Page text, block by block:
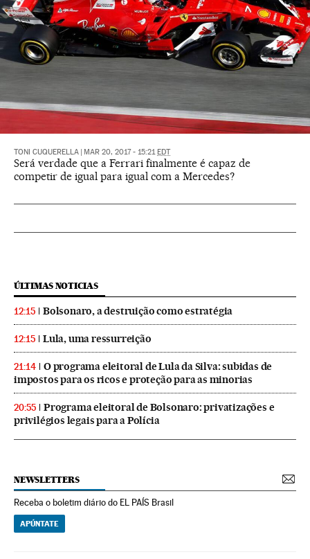
TONI CUQUERELLA MAR 20, 2017 - 15:21 EDT
Será verdade que a Ferrari finalmente é capaz de
competir de igual para igual com a Mercedes?
ÚLTIMAS NOTICIAS
12:15 Bolsonaro, a destruição como estratégia
12:15 Lula, uma ressurreição
21:14
O programa eleitoral de Lula da Silva: subidas de
impostos para os ricos e proteção para as minorias
20:55
Programa eleitoral de Bolsonaro: privatizações e
privilégios legais para a Polícia
NEWSLETTERS
Receba o boletim diário do EL PAÍS Brasil
APÚNTATE